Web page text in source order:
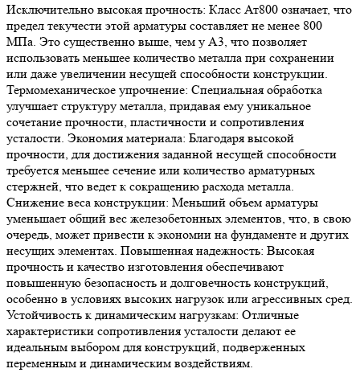
Исключительно высокая прочность: Класс Ат800 означает, что
предел текучести этой арматуры составляет не менее 800
МПа. Это существенно выше, чем у А3, что позволяет
использовать меньшее количество металла при сохранении
или даже увеличении несущей способности конструкции.
Термомеханическое упрочнение: Специальная обработка
улучшает структуру металла, придавая ему уникальное
сочетание прочности, пластичности и сопротивления
усталости. Экономия материала: Благодаря высокой
прочности, для достижения заданной несущей способности
требуется меньшее сечение или количество арматурных
стержней, что ведет к сокращению расхода металла.
Снижение веса конструкции: Меньший объем арматуры
уменьшает общий вес железобетонных элементов, что, в свою
очередь, может привести к экономии на фундаменте и других
несущих элементах. Повышенная надежность: Высокая
прочность и качество изготовления обеспечивают
повышенную безопасность и долговечность конструкций,
особенно в условиях высоких нагрузок или агрессивных сред.
Устойчивость к динамическим нагрузкам: Отличные
характеристики сопротивления усталости делают ее
идеальным выбором для конструкций, подверженных
переменным и динамическим воздействиям.